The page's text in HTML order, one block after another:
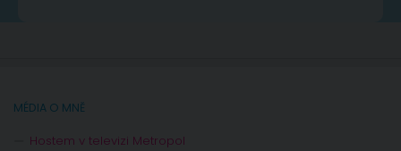
MÉDIA O MNĚ
Hostem v televizi Metropol